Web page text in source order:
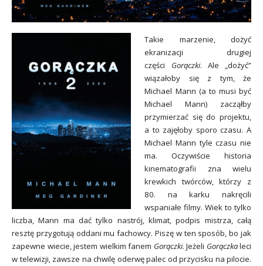
Takie marzenie, dożyć
ekranizacji drugiej
części Gorączki. Ale „dożyć”
wiązałoby się z tym, że
Michael Mann (a to musi być
Michael Mann) zacząłby
przymierzać się do projektu,
a to zajęłoby sporo czasu. A
Michael Mann tyle czasu nie
ma. Oczywiście historia
kinematografii zna wielu
krewkich twórców, którzy z
80. na karku nakręcili
wspaniałe filmy. Wiek to tylko
liczba, Mann ma dać tylko nastrój, klimat, podpis mistrza, całą
resztę przygotują oddani mu fachowcy. Piszę w ten sposób, bo jak
zapewne wiecie, jestem wielkim fanem Gorączki. Jeżeli Gorączkaleci
w telewizji, zawsze na chwilę oderwę palec od przycisku na pilocie.